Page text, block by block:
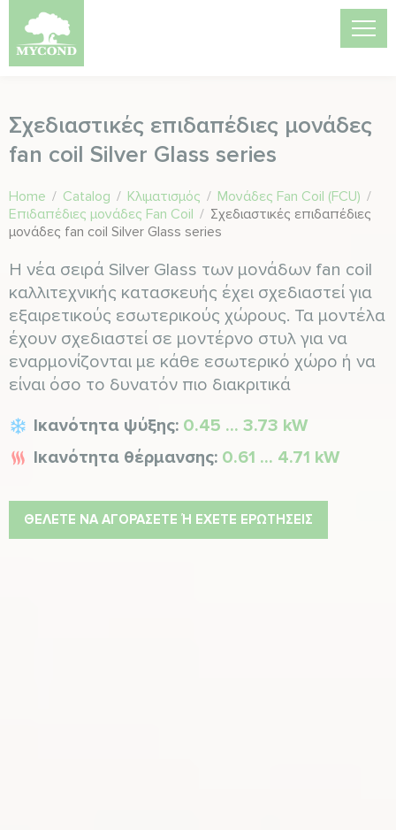
Σχεδιαστικές επιδαπέδιες μονάδες
fan coil Silver Glass series
Home / Catalog / Κλιματισμός / Μονάδες Fan Coil (FCU) /
Επιδαπέδιες μονάδες Fan Coil / Σχεδιαστικές επιδαπέδιες
μονάδες fan coil Silver Glass series
Η νέα σειρά Silver Glass των μονάδων fan coil
καλλιτεχνικής κατασκευής έχει σχεδιαστεί για
εξαιρετικούς εσωτερικούς χώρους. Τα μοντέλα
έχουν σχεδιαστεί σε μοντέρνο στυλ για να
εναρμονίζονται με κάθε εσωτερικό χώρο ή να
είναι όσο το δυνατόν πιο διακριτικά
Ικανότητα ψύξης: 0.45 ... 3.73 kW
Ικανότητα θέρμανσης: 0.61 ... 4.71 kW
ΘΈΛΕΤΕ ΝΑ ΑΓΟΡΆΣΕΤΕ Ή ΈΧΕΤΕ ΕΡΩΤΉΣΕΙΣ